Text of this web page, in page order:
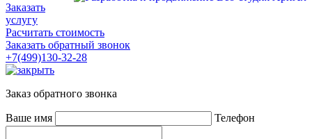
Заказать
услугу
Расчитать стоимость
Заказать обратный звонок
+7(499)130-32-28
Заказ обратного звонка
Ваше имя Телефон